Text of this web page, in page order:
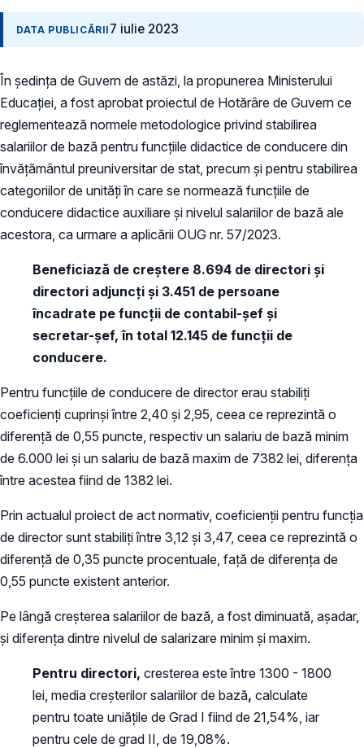
DATA PUBLICĂRII 7 iulie 2023
În ședința de Guvern de astăzi, la propunerea Ministerului
Educației, a fost aprobat proiectul de Hotărâre de Guvern ce
reglementează normele metodologice privind stabilirea
salariilor de bază pentru funcțiile didactice de conducere din
învățământul preuniversitar de stat, precum și pentru stabilirea
categoriilor de unități în care se normează funcțiile de
conducere didactice auxiliare și nivelul salariilor de bază ale
acestora, ca urmare a aplicării OUG nr. 57/2023.
Beneficiază de creștere 8.694 de directori și
directori adjuncți și 3.451 de persoane
încadrate pe funcții de contabil-șef și
secretar-șef, în total 12.145 de funcții de
conducere.
Pentru funcțiile de conducere de director erau stabiliți
coeficienți cuprinși între 2,40 și 2,95, ceea ce reprezintă o
diferență de 0,55 puncte, respectiv un salariu de bază minim
de 6.000 lei și un salariu de bază maxim de 7382 lei, diferența
între acestea fiind de 1382 lei.
Prin actualul proiect de act normativ, coeficienții pentru funcția
de director sunt stabiliți între 3,12 și 3,47, ceea ce reprezintă o
diferență de 0,35 puncte procentuale, față de diferența de
0,55 puncte existent anterior.
Pe lângă creșterea salariilor de bază, a fost diminuată, așadar,
și diferența dintre nivelul de salarizare minim și maxim.
Pentru directori, cresterea este între 1300 - 1800
lei, media creșterilor salariilor de bază, calculate
pentru toate uniățile de Grad I fiind de 21,54%, iar
pentru cele de grad II, de 19,08%.